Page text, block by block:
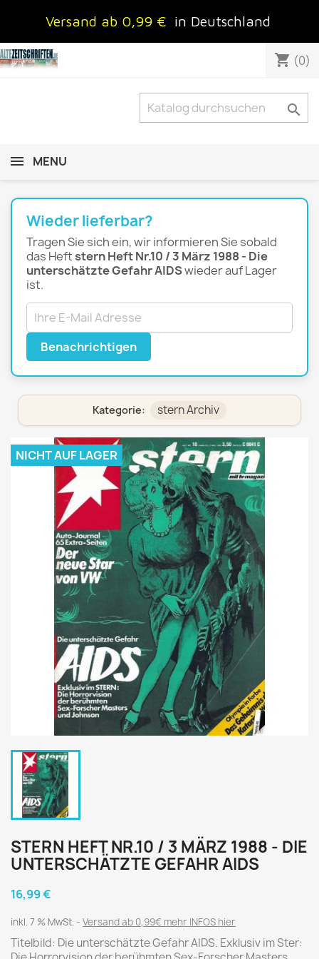
Versand ab 0,99 € in Deutschland
shopping_cart (0)

MENU
Wieder lieferbar?
Tragen Sie sich ein, wir informieren Sie sobald
das Heftstern Heft Nr.10 / 3 März 1988 - Die
unterschätzte Gefahr AIDSwieder auf Lager
ist.
Benachrichtigen
Kategorie: stern Archiv
NICHT AUF LAGER
STERN HEFT NR.10 / 3 MÄRZ 1988 - DIE
UNTERSCHÄTZTE GEFAHR AIDS
16,99 €
inkl. 7 % MwSt. Versand ab 0,99€ mehr INFOS hier
Titelbild: Die unterschätzte Gefahr AIDS. Exklusiv im Ster: